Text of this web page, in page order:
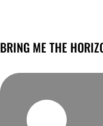
BRING ME THE